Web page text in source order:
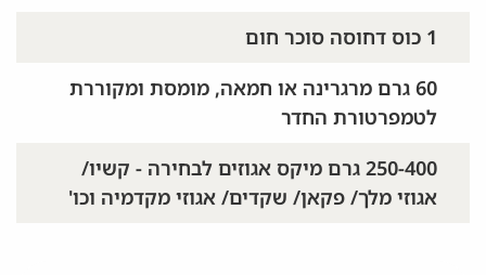
1 כוס דחוסה סוכר חום
60 גרם מרגרינה או חמאה, מומסת ומקוררת
לטמפרטורת החדר
250-400 גרם מיקס אגוזים לבחירה - קשיו/
אגוזי מלך/ פקאן/ שקדים/ אגוזי מקדמיה וכו'